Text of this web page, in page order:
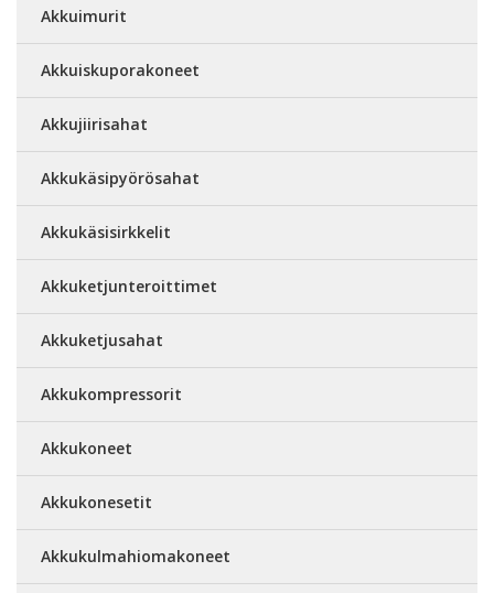
Akkuimurit
Akkuiskuporakoneet
Akkujiirisahat
Akkukäsipyörösahat
Akkukäsisirkkelit
Akkuketjunteroittimet
Akkuketjusahat
Akkukompressorit
Akkukoneet
Akkukonesetit
Akkukulmahiomakoneet